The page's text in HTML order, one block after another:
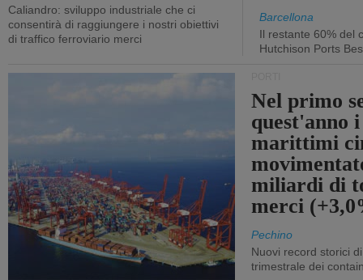
Caliandro: sviluppo industriale che ci
consentirà di raggiungere i nostri obiettivi
di traffico ferroviario merci
Barcellona
Il restante 60% del
Hutchison Ports
Nel primo
quest'anno
marittimi
miliardi di
merci
Pechino
Nuovi record storici
trimestrale dei